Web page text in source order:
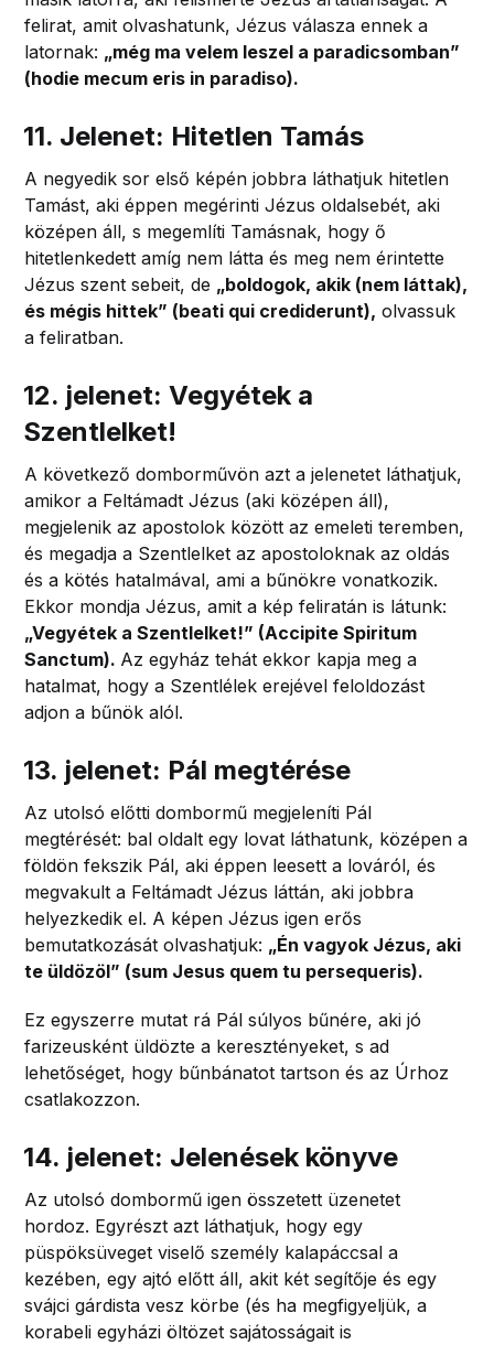
felirat, amit olvashatunk, Jézus válasza ennek a
latornak: „még ma velem leszel a paradicsomban”
(hodie mecum eris in paradiso).
11. Jelenet: Hitetlen Tamás
A negyedik sor első képén jobbra láthatjuk hitetlen
Tamást, aki éppen megérinti Jézus oldalsebét, aki
középen áll, s megemlíti Tamásnak, hogy ő
hitetlenkedett amíg nem látta és meg nem érintette
Jézus szent sebeit, de „boldogok, akik (nem láttak),
és mégis hittek” (beati qui crediderunt), olvassuk
a feliratban.
12. jelenet: Vegyétek a
Szentlelket!
A következő domborművön azt a jelenetet láthatjuk,
amikor a Feltámadt Jézus (aki középen áll),
megjelenik az apostolok között az emeleti teremben,
és megadja a Szentlelket az apostoloknak az oldás
és a kötés hatalmával, ami a bűnökre vonatkozik.
Ekkor mondja Jézus, amit a kép feliratán is látunk:
„Vegyétek a Szentlelket!” (Accipite Spiritum
Sanctum). Az egyház tehát ekkor kapja meg a
hatalmat, hogy a Szentlélek erejével feloldozást
adjon a bűnök alól.
13. jelenet: Pál megtérése
Az utolsó előtti dombormű megjeleníti Pál
megtérését: bal oldalt egy lovat láthatunk, középen a
földön fekszik Pál, aki éppen leesett a lováról, és
megvakult a Feltámadt Jézus láttán, aki jobbra
helyezkedik el. A képen Jézus igen erős
bemutatkozását olvashatjuk: „Én vagyok Jézus, aki
te üldözöl” (sum Jesus quem tu persequeris).
Ez egyszerre mutat rá Pál súlyos bűnére, aki jó
farizeusként üldözte a keresztényeket, s ad
lehetőséget, hogy bűnbánatot tartson és az Úrhoz
csatlakozzon.
14. jelenet: Jelenések könyve
Az utolsó dombormű igen összetett üzenetet
hordoz. Egyrészt azt láthatjuk, hogy egy
püspöksüveget viselő személy kalapáccsal a
kezében, egy ajtó előtt áll, akit két segítője és egy
svájci gárdista vesz körbe (és ha megfigyeljük, a
korabeli egyházi öltözet sajátosságait is